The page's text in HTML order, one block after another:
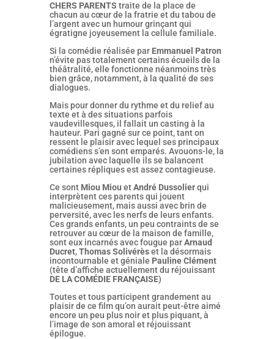
CHERS PARENTS traite de la place de
chacun au cœur de la fratrie et du tabou de
l’argent avec un humour grinçant qui
égratigne joyeusement la cellule familiale.
Si la comédie réalisée par Emmanuel Patron
n’évite pas totalement certains écueils de la
théâtralité, elle fonctionne néanmoins très
bien grâce, notamment, à la qualité de ses
dialogues.
Mais pour donner du rythme et du relief au
texte et à des situations parfois
vaudevillesques, il fallait un casting à la
hauteur. Pari gagné sur ce point, tant on
ressent le plaisir avec lequel ses principaux
comédiens s’en sont emparés. Avouons-le, la
jubilation avec laquelle ils se balancent
certaines répliques est assez contagieuse.
Ce sont Miou Miou etAndré Dussolierqui
interprètent ces parents qui jouent
malicieusement, mais aussi avec brin de
perversité, avec les nerfs de leurs enfants.
Ces grands enfants, un peu contraints de se
retrouver au cœur de la maison de famille,
sont eux incarnés avec fougue parArnaud
Ducret,Thomas Solivérèset la désormais
incontournable et géniale Pauline Clément
(tête d’affiche actuellement du réjouissant
DE LA COMÉDIE FRANÇAISE)
Toutes et tous participent grandement au
plaisir de ce film qu’on aurait peut-être aimé
encore un peu plus noir et plus piquant, à
l’image de son amoral et réjouissant
épilogue.